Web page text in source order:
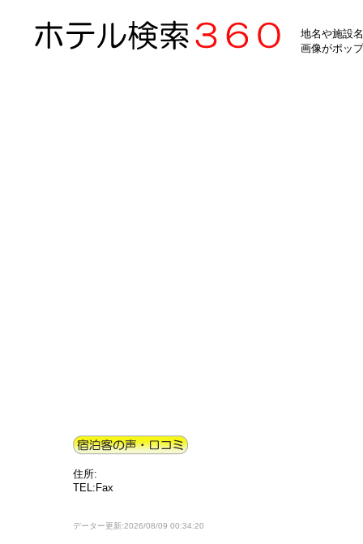
地名や施設
画像がポッ
住所:
TEL:Fax
データー更新:2026/08/09 00:34:20